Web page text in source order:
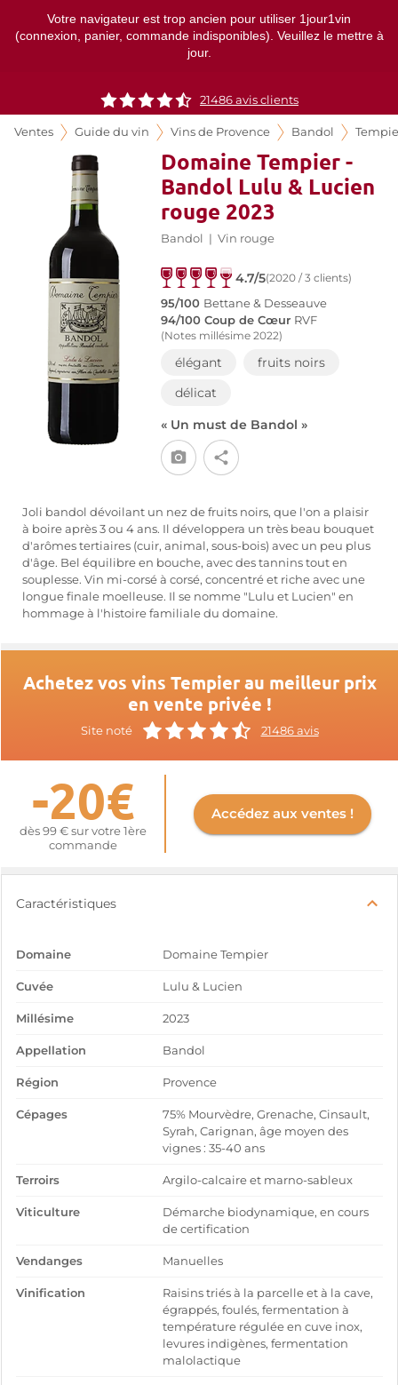
Votre navigateur est trop ancien pour utiliser 1jour1vin
(connexion, panier, commande indisponibles). Veuillez le mettre à
jour.
21486 avis clients
Ventes Guide du vin Vins de Provence Bandol
Domaine Tempier -
Bandol Lulu & Lucien
rouge 2023
Bandol | Vin rouge
4.7/5(2020 / 3 clients)
95/100 Bettane & Desseauve
94/100 Coup de Cœur RVF
(Notes millésime 2022)
élégant
fruits noirs
délicat
« Un must de Bandol »
Joli bandol dévoilant un nez de fruits noirs, que l'on a plaisir
à boire après 3 ou 4 ans. Il développera un très beau bouquet
d'arômes tertiaires (cuir, animal, sous-bois) avec un peu plus
d'âge. Bel équilibre en bouche, avec des tannins tout en
souplesse. Vin mi-corsé à corsé, concentré et riche avec une
longue finale moelleuse. Il se nomme "Lulu et Lucien" en
hommage à l'histoire familiale du domaine.
Achetez vos vins Tempier au meilleur prix
en vente privée !
Site noté 21486 avis
-20€
dès 99 € sur votre 1ère
commande
Accédez aux ventes !
Caractéristiques
Domaine Domaine Tempier
Cuvée Lulu & Lucien
Millésime 2023
Appellation Bandol
Région Provence
Cépages
75% Mourvèdre, Grenache, Cinsault,
Syrah, Carignan, âge moyen des
vignes : 35-40 ans
Terroirs Argilo-calcaire et marno-sableux
Viticulture
Démarche biodynamique, en cours
de certification
Vendanges Manuelles
Vinification
Raisins triés à la parcelle et à la cave,
égrappés, foulés, fermentation à
température régulée en cuve inox,
levures indigènes, fermentation
malolactique